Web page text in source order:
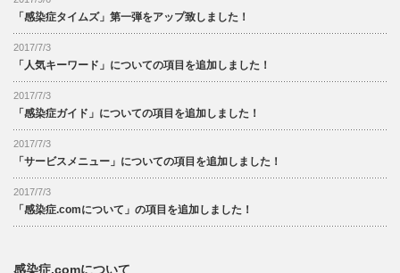
「感染症タイムズ」第一弾をアップ致しました！
2017/7/3
「人気キーワード」についての項目を追加しました！
2017/7/3
「感染症ガイド」についての項目を追加しました！
2017/7/3
「サービスメニュー」についての項目を追加しました！
2017/7/3
「感染症.comについて」の項目を追加しました！
感染症.comについて